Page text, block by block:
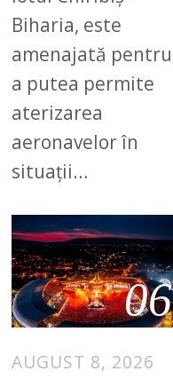
Biharia, este
amenajată pentru
a putea permite
aterizarea
aeronavelor în
situații…
06
AUGUST 8, 2026